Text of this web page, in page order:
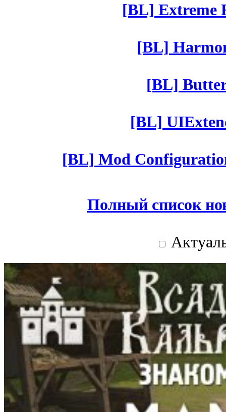
[BL] Extreme
[BL]
[BL]
[BL]
[BL] Mod
Полный список